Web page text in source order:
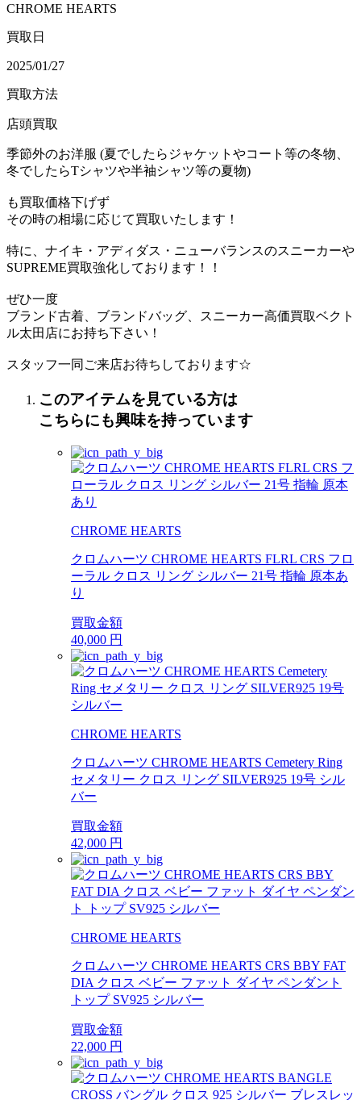
CHROME HEARTS
買取日
2025/01/27
買取方法
店頭買取
季節外のお洋服 (夏でしたらジャケットやコート等の冬物、
冬でしたらTシャツや半袖シャツ等の夏物)
も買取価格下げず
その時の相場に応じて買取いたします！
特に、ナイキ・アディダス・ニューバランスのスニーカーや
SUPREME買取強化しております！！
ぜひ一度
ブランド古着、ブランドバッグ、スニーカー高価買取ベクト
ル太田店にお持ち下さい！
スタッフ一同ご来店お待ちしております☆
このアイテムを見ている方は
こちらにも興味を持っています
CHROME HEARTS
クロムハーツ CHROME HEARTS FLRL CRS フロ
ーラル クロス リング シルバー 21号 指輪 原本あ
り
買取金額
40,000 円
CHROME HEARTS
クロムハーツ CHROME HEARTS Cemetery Ring
セメタリー クロス リング SILVER925 19号 シル
バー
買取金額
42,000 円
CHROME HEARTS
クロムハーツ CHROME HEARTS CRS BBY FAT
DIA クロス ベビー ファット ダイヤ ペンダント
トップ SV925 シルバー
買取金額
22,000 円